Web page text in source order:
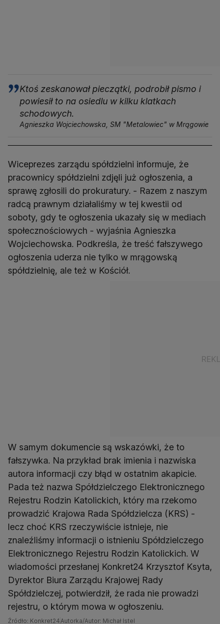
Ktoś zeskanował pieczątki, podrobił pismo i
powiesił to na osiedlu w kilku klatkach
schodowych.
Agnieszka Wojciechowska, SM "Metalowiec" w Mrągowie
Wiceprezes zarządu spółdzielni informuje, że
pracownicy spółdzielni zdjęli już ogłoszenia, a
sprawę zgłosili do prokuratury. - Razem z naszym
radcą prawnym działaliśmy w tej kwestii od
soboty, gdy te ogłoszenia ukazały się w mediach
społecznościowych - wyjaśnia Agnieszka
Wojciechowska. Podkreśla, że treść fałszywego
ogłoszenia uderza nie tylko w mrągowską
spółdzielnię, ale też w Kościół.
W samym dokumencie są wskazówki, że to
fałszywka. Na przykład brak imienia i nazwiska
autora informacji czy błąd w ostatnim akapicie.
Pada też nazwa Spółdzielczego Elektronicznego
Rejestru Rodzin Katolickich, który ma rzekomo
prowadzić Krajowa Rada Spółdzielcza (KRS) -
lecz choć KRS rzeczywiście istnieje, nie
znaleźliśmy informacji o istnieniu Spółdzielczego
Elektronicznego Rejestru Rodzin Katolickich. W
wiadomości przesłanej Konkret24 Krzysztof Ksyta,
Dyrektor Biura Zarządu Krajowej Rady
Spółdzielczej, potwierdził, że rada nie prowadzi
rejestru, o którym mowa w ogłoszeniu.
Źródło: Konkret24Autorka/Autor: Michał Istel